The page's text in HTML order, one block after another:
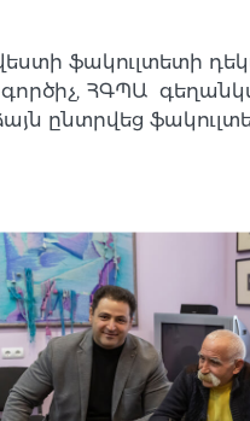
ֆակուլտետի
ՀԳՊԱ
ընտրվեց